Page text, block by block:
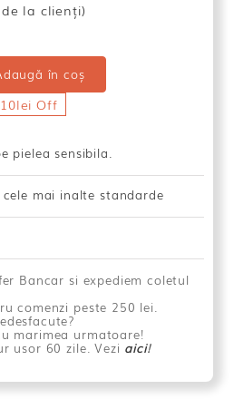
la clienți)
în coș
10lei Off
pielea sensibila.
mai inalte standarde
Bancar si expediem coletul
comenzi peste 250 lei.
marimea urmatoare!
usor 60 zile. Vezi aici!